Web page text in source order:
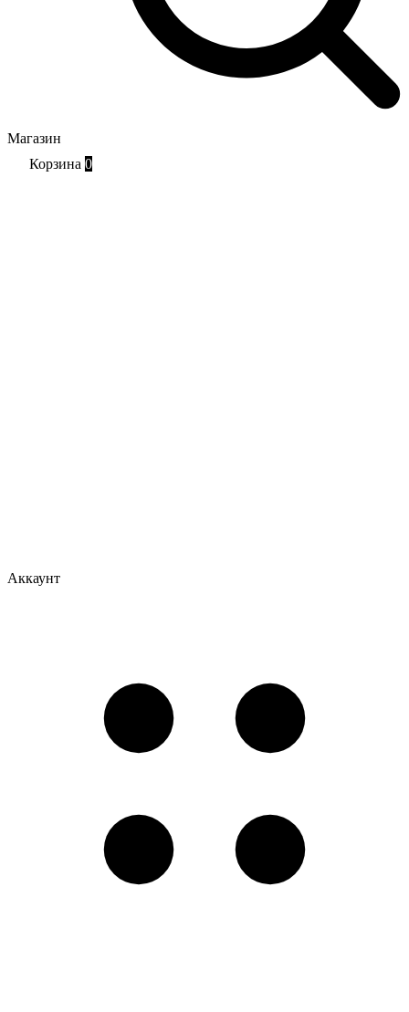
Магазин
Корзина 0
Аккаунт